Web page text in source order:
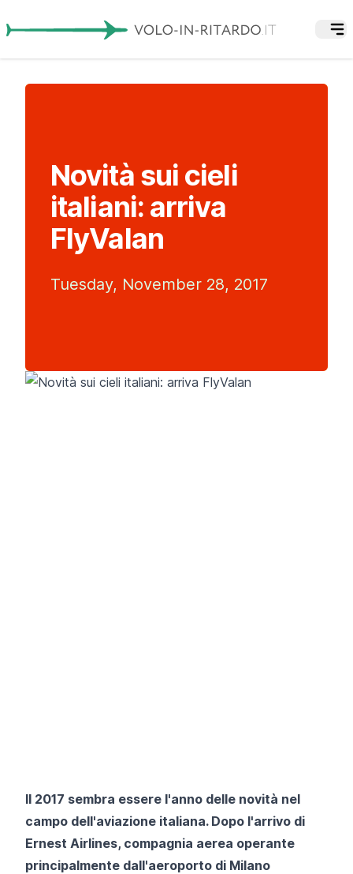
Novità sui cieli
italiani: arriva
FlyValan
Tuesday, November 28, 2017
Il 2017 sembra essere l'anno delle novità nel
campo dell'aviazione italiana. Dopo l'arrivo di
Ernest Airlines, compagnia aerea operante
principalmente dall'aeroporto di Milano